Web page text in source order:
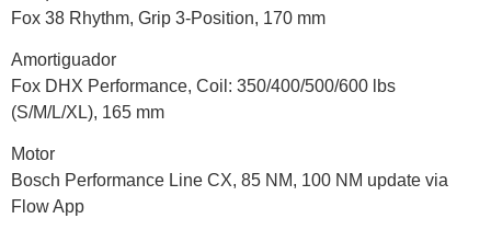
Fox 38 Rhythm, Grip 3-Position, 170 mm
Amortiguador
Fox DHX Performance, Coil: 350/400/500/600 lbs
(S/M/L/XL), 165 mm
Motor
Bosch Performance Line CX, 85 NM, 100 NM update via
Flow App